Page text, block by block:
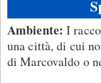
Ambiente:I
una città, di cui
di Marcovaldo o